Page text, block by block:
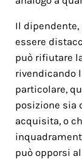
Il
essere
può rifiutare
rivendicando
particolare,
posizione sia
acquisita, o
può opporsi